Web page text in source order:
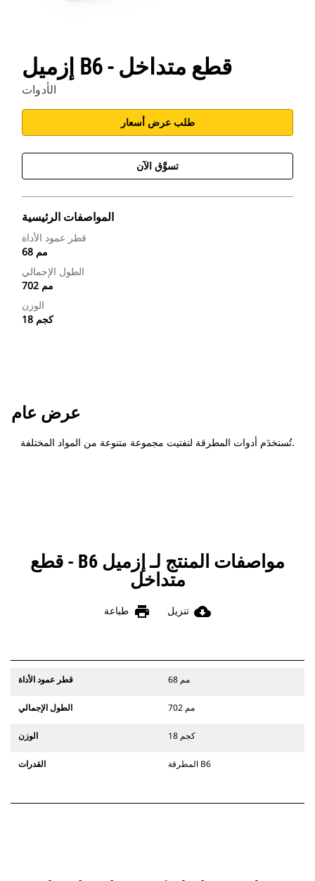
إزميل B6 - قطع متداخل
الأدوات
طلب عرض أسعار
تسوَّق الآن
المواصفات الرئيسية
قطر عمود الأداة
68 مم
الطول الإجمالي
702 مم
الوزن
18 كجم
عرض عام
تُستخدَم أدوات المطرقة لتفتيت مجموعة متنوعة من المواد المختلفة.
مواصفات المنتج لـ إزميل B6 - قطع
متداخل
cloud_download تنزيل print طباعة
قطر عمود الأداة 68 مم
الطول الإجمالي 702 مم
الوزن 18 كجم
القدرات المطرقة B6